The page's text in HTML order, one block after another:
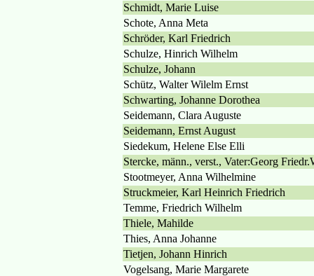
Schmidt, Marie Luise
Schote, Anna Meta
Schröder, Karl Friedrich
Schulze, Hinrich Wilhelm
Schulze, Johann
Schütz, Walter Wilelm Ernst
Schwarting, Johanne Dorothea
Seidemann, Clara Auguste
Seidemann, Ernst August
Siedekum, Helene Else Elli
Stercke, männ., verst., Vater:Georg
Stootmeyer, Anna Wilhelmine
Struckmeier, Karl Heinrich Friedrich
Temme, Friedrich Wilhelm
Thiele, Mahilde
Thies, Anna Johanne
Tietjen, Johann Hinrich
Vogelsang, Marie Margarete